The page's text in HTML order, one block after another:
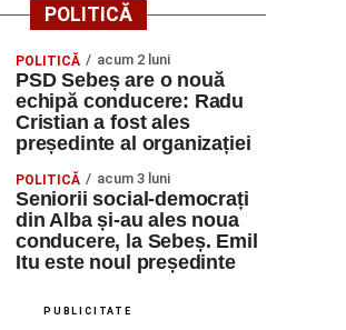
POLITICĂ
POLITICĂ acum 2 luni
PSD Sebeș are o nouă
echipă conducere: Radu
Cristian a fost ales
președinte al organizației
POLITICĂ acum 3 luni
Seniorii social-democrați
din Alba și-au ales noua
conducere, la Sebeș. Emil
Itu este noul președinte
PUBLICITATE